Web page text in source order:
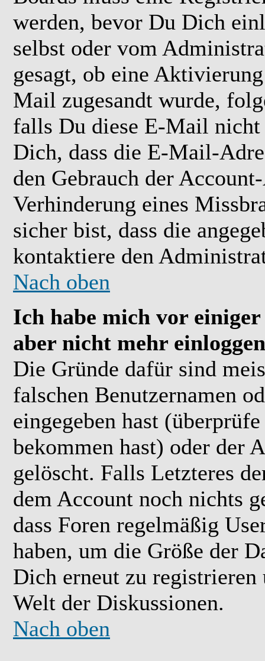
werden, bevor Du Dich
selbst oder vom
gesagt, ob eine
Mail zugesandt wurde,
falls Du diese E-Mail nicht
Dich, dass die E-Mail-
den Gebrauch der
Verhinderung eines
sicher bist, dass die
kontaktiere den
Nach oben
Ich habe mich vor
aber nicht mehr
Die Gründe dafür sind
falschen Benutzernamen
eingegeben hast
bekommen hast) oder der
gelöscht. Falls Letzteres
dem Account noch nichts
dass Foren regelmäßig
haben, um die Größe der
Dich erneut zu
Welt der Diskussionen.
Nach oben